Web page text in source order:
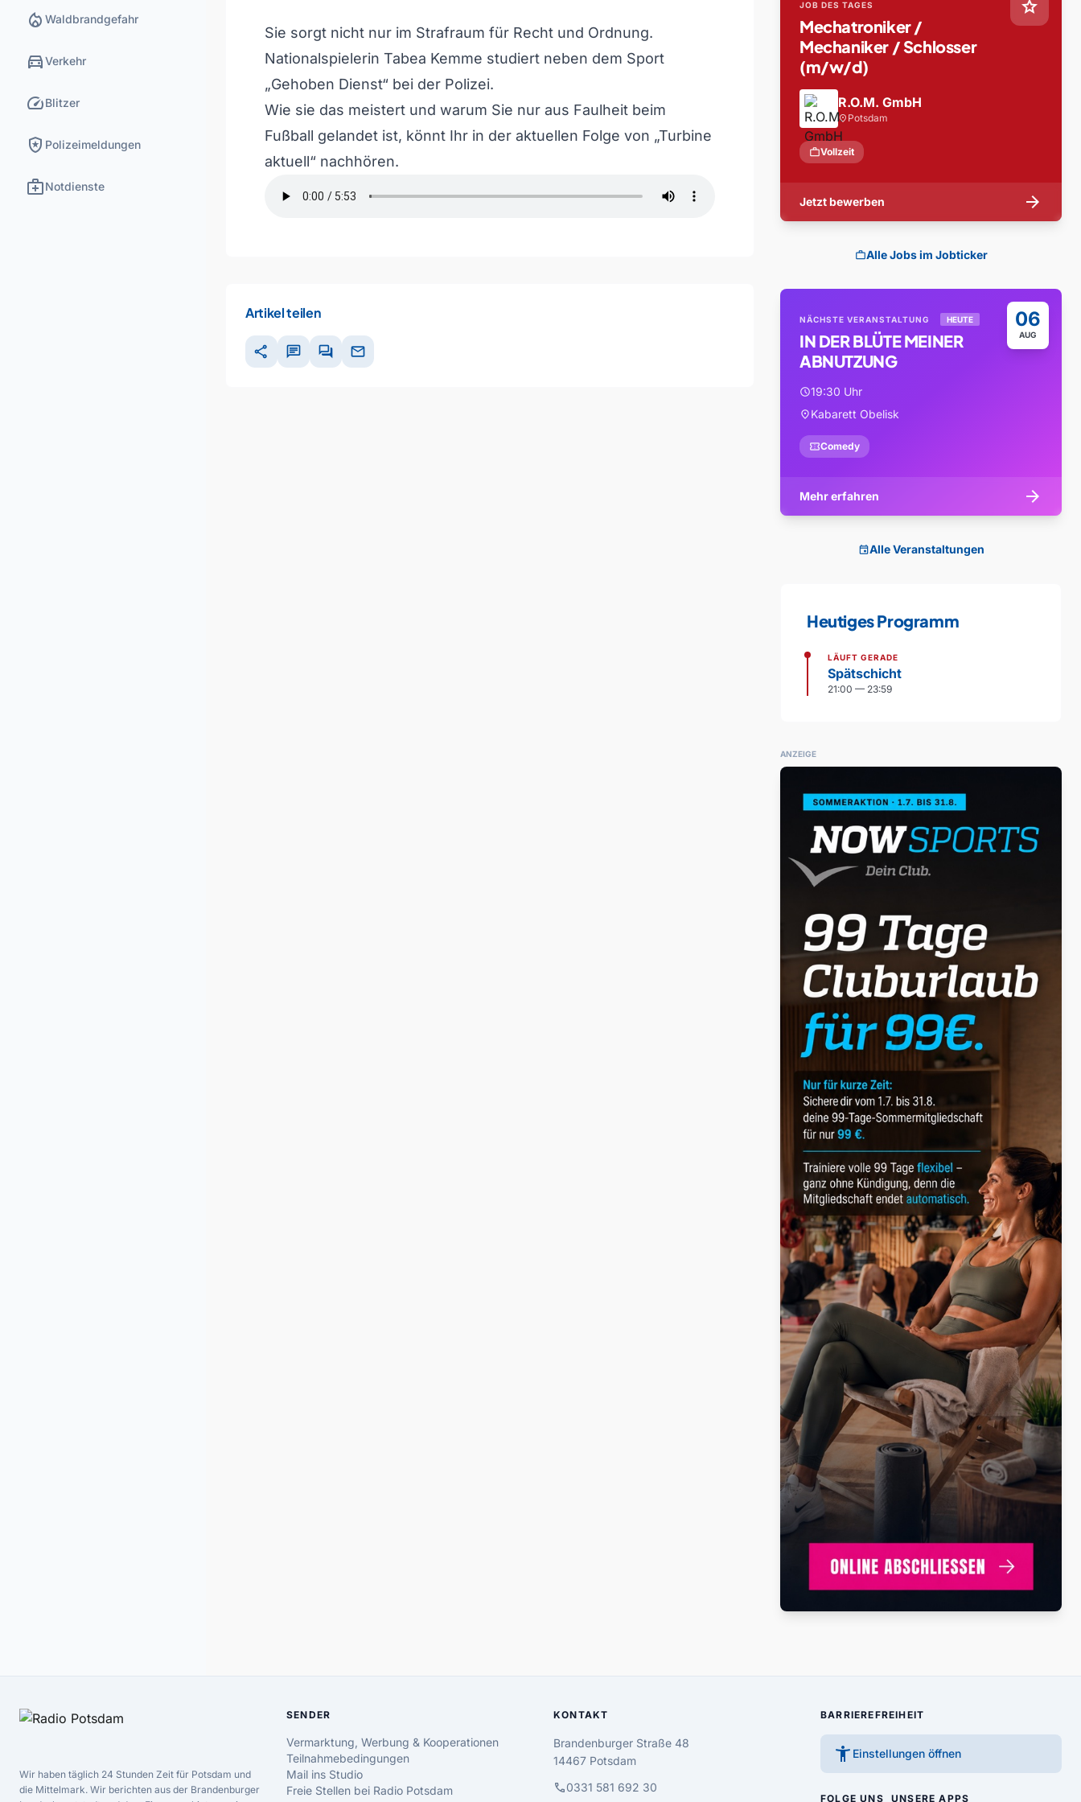
local_fire_department Waldbrandgefahr
directions_carVerkehr
speedBlitzer
local_police Polizeimeldungen
medical_servicesNotdienste
Sie sorgt nicht nur im Strafraum für Recht und Ordnung.
Nationalspielerin Tabea Kemme studiert neben dem Sport
„Gehoben Dienst“ bei der Polizei.
Wie sie das meistert und warum Sie nur aus Faulheit beim
Fußball gelandet ist, könnt Ihr in der aktuellen Folge von „Turbine
aktuell“ nachhören.
Artikel teilen
share chat forum mail
star
JOB DES TAGES
Mechatroniker /
Mechaniker / Schlosser
(m/w/d)
R.O.M. GmbH
location_on Potsdam
workVollzeit
Jetzt bewerben arrow_forward
workAlle Jobs im Jobticker
06
AUG
NÄCHSTE VERANSTALTUNG HEUTE
IN DER BLÜTE MEINER
ABNUTZUNG
schedule19:30 Uhr
location_onKabarett Obelisk
confirmation_numberComedy
Mehr erfahren arrow_forward
eventAlle Veranstaltungen
Heutiges Programm
LÄUFT GERADE
Spätschicht
21:00 — 23:59
ANZEIGE
Wir haben täglich 24 Stunden Zeit für Potsdam und
die Mittelmark. Wir berichten aus der Brandenburger
SENDER
Vermarktung, Werbung & Kooperationen
Teilnahmebedingungen
Mail ins Studio
Freie Stellen bei Radio Potsdam
KONTAKT
Brandenburger Straße 48
14467 Potsdam
call0331 581 692 30
BARRIEREFREIHEIT
accessibility_new Einstellungen öffnen
FOLGE UNS UNSERE APPS